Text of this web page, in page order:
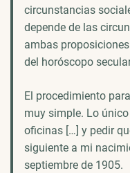
circunstancias
depende de las
ambas
del horóscopo
El procedimiento
muy simple. Lo
oficinas […] y pedir
siguiente a mi
septiembre de 1905.